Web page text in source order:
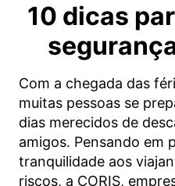
10 dicas
Com a chegada das
muitas pessoas se
dias merecidos de
amigos. Pensando em
tranquilidade aos
riscos, a CORIS,